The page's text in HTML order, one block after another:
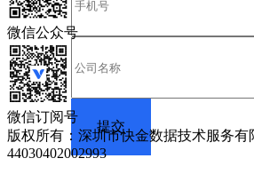
微信公众号
微信订阅号
版权所有：深圳市快金数据技术服务有
44030402002993